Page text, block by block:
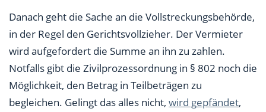
Danach geht die Sache an die Vollstreckungsbehörde,
in der Regel den Gerichtsvollzieher. Der Vermieter
wird aufgefordert die Summe an ihn zu zahlen.
Notfalls gibt die Zivilprozessordnung in § 802 noch die
Möglichkeit, den Betrag in Teilbeträgen zu
begleichen. Gelingt das alles nicht, wird gepfändet,